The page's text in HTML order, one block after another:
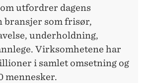
utfordrer dagens
bransjer som frisør,
underholdning,
Virksomhetene har
i samlet omsetning og
mennesker.